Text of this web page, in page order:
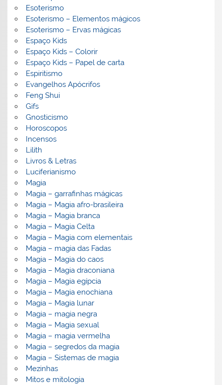
Esoterismo
Esoterismo – Elementos mágicos
Esoterismo – Ervas mágicas
Espaço Kids
Espaço Kids – Colorir
Espaço Kids – Papel de carta
Espiritismo
Evangelhos Apócrifos
Feng Shui
Gifs
Gnosticismo
Horoscopos
Incensos
Lilith
Livros & Letras
Luciferianismo
Magia
Magia – garrafinhas mágicas
Magia – Magia afro-brasileira
Magia – Magia branca
Magia – Magia Celta
Magia – Magia com elementais
Magia – magia das Fadas
Magia – Magia do caos
Magia – Magia draconiana
Magia – Magia egípcia
Magia – Magia enochiana
Magia – Magia lunar
Magia – magia negra
Magia – Magia sexual
Magia – magia vermelha
Magia – segredos da magia
Magia – Sistemas de magia
Mezinhas
Mitos e mitologia